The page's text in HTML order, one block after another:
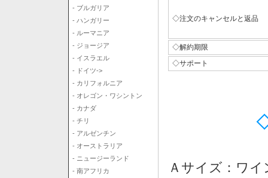
- ブルガリア
- ハンガリー
- ルーマニア
- ジョージア
- イスラエル
- ドイツ->
- カリフォルニア
- オレゴン・ワシントン
- カナダ
- チリ
- アルゼンチン
- オーストラリア
- ニュージーランド
- 南アフリカ
◇注文のキャンセルと返品
◇解約期限
◇サポート
Ａサイズ：ワ